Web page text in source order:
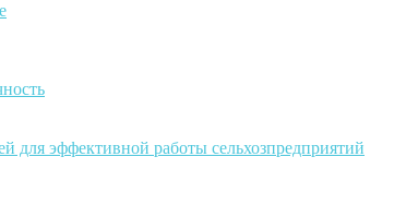
для эффективной работы сельхозпредприятий